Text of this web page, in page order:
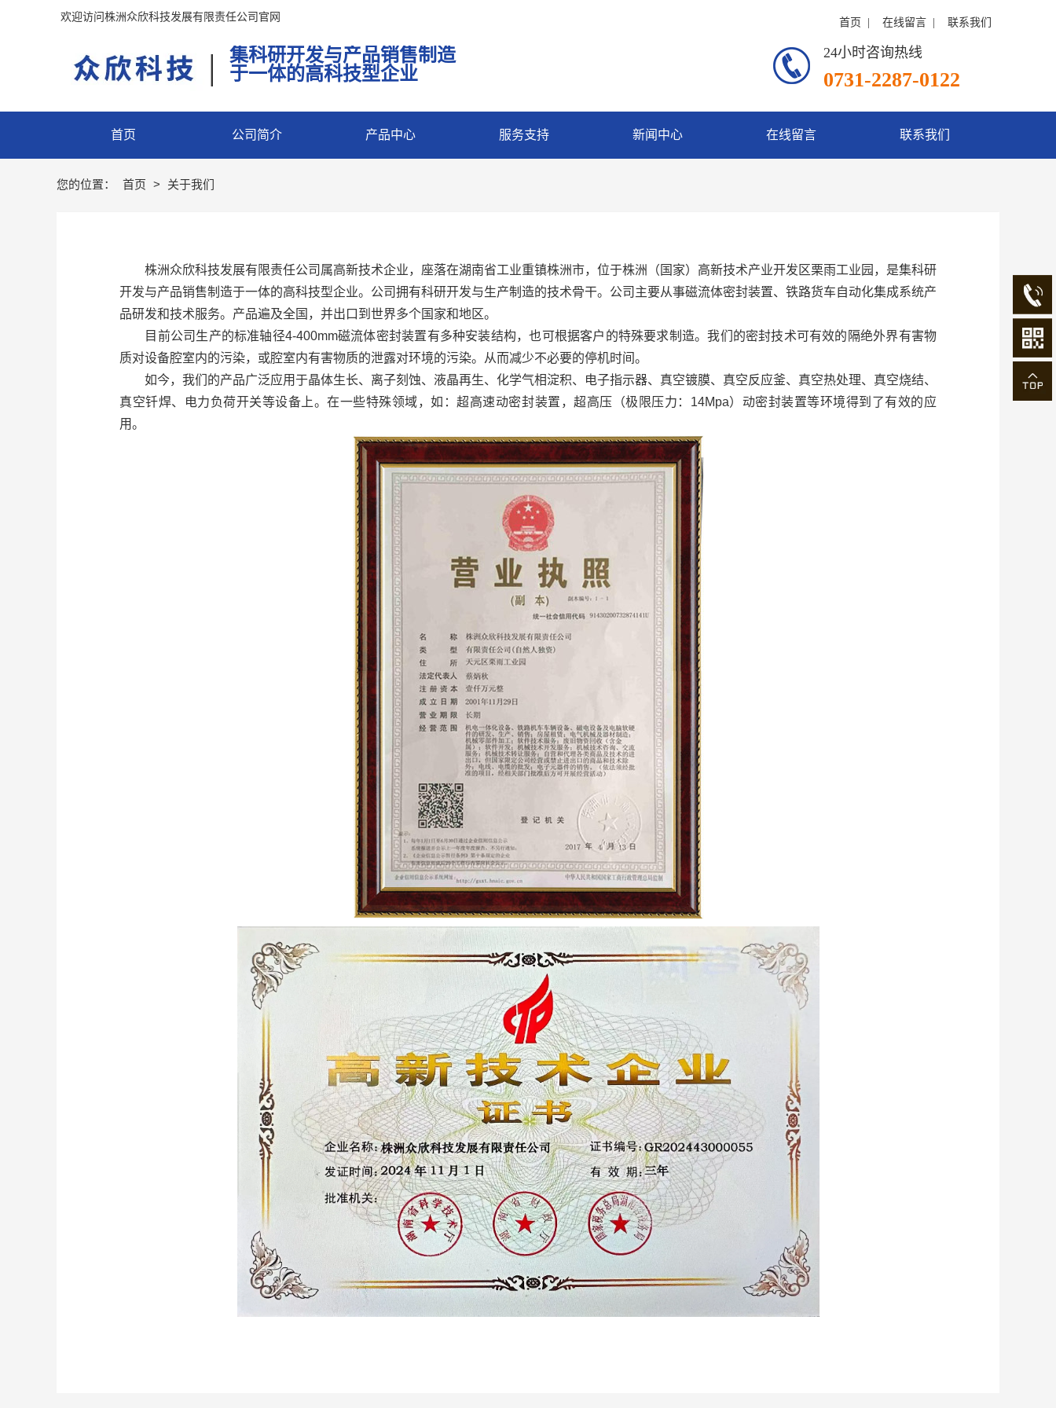
首页 公司简介 产品中心 服务支持 新闻中心 在线留言 联系我们
| 24小时咨询热线
0731-2287-0122
集科研开发与产品销售制造
于一体的高科技型企业
首页 在线留言 联系我们
欢迎访问株洲众欣科技发展有限责任公司官网
您的位置： 首页 > 关于我们
株洲众欣科技发展有限责任公司属高新技术企业，座落在湖南省工业重镇株洲市，位于株洲（国家）高新技术产业开发区栗雨工业园，是集科研
开发与产品销售制造于一体的高科技型企业。公司拥有科研开发与生产制造的技术骨干。公司主要从事磁流体密封装置、铁路货车自动化集成系统产
品研发和技术服务。产品遍及全国，并出口到世界多个国家和地区。
目前公司生产的标准轴径4-400mm磁流体密封装置有多种安装结构，也可根据客户的特殊要求制造。我们的密封技术可有效的隔绝外界有害物
质对设备腔室内的污染，或腔室内有害物质的泄露对环境的污染。从而减少不必要的停机时间。
如今，我们的产品广泛应用于晶体生长、离子刻蚀、液晶再生、化学气相淀积、电子指示器、真空镀膜、真空反应釜、真空热处理、真空烧结、
真空钎焊、电力负荷开关等设备上。在一些特殊领域，如：超高速动密封装置，超高压（极限压力：14Mpa）动密封装置等环境得到了有效的应
用。